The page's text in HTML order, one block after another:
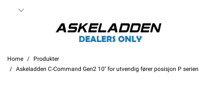
Home
Produkter
Askeladden C-Command Gen2 10'' for utvendig fører posisjon P serien